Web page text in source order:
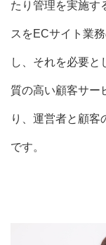
たり管理を実施す
スをECサイト業
し、それを必要と
質の高い顧客サー
り、運営者と顧客
です。